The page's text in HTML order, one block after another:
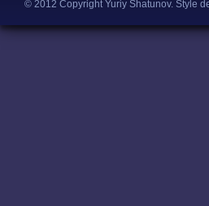
© 2012 Copyright Yuriy Shatunov. Style